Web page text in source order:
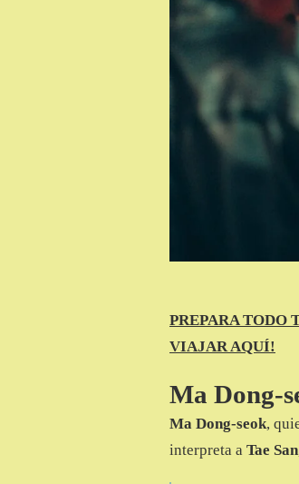
PREPARA TODO
VIAJAR AQUÍ!
Ma Dong-
Ma Dong-seok,
interpreta a Tae San